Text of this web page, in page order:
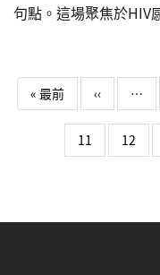
句點。這場聚焦於HIV
料離開。此次工作坊
分享，其中有來自聯
破解愛滋迷思；關愛
帶回紐約的HIV高齡
Pagination
« 最前First page
‹‹Previous
…
11 12